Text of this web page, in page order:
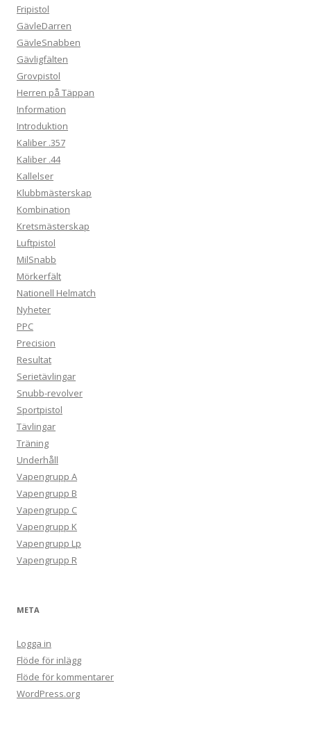
Fripistol
GävleDarren
GävleSnabben
Gävligfälten
Grovpistol
Herren på Täppan
Information
Introduktion
Kaliber .357
Kaliber .44
Kallelser
Klubbmästerskap
Kombination
Kretsmästerskap
Luftpistol
MilSnabb
Mörkerfält
Nationell Helmatch
Nyheter
PPC
Precision
Resultat
Serietävlingar
Snubb-revolver
Sportpistol
Tävlingar
Träning
Underhåll
Vapengrupp A
Vapengrupp B
Vapengrupp C
Vapengrupp K
Vapengrupp Lp
Vapengrupp R
META
Logga in
Flöde för inlägg
Flöde för kommentarer
WordPress.org